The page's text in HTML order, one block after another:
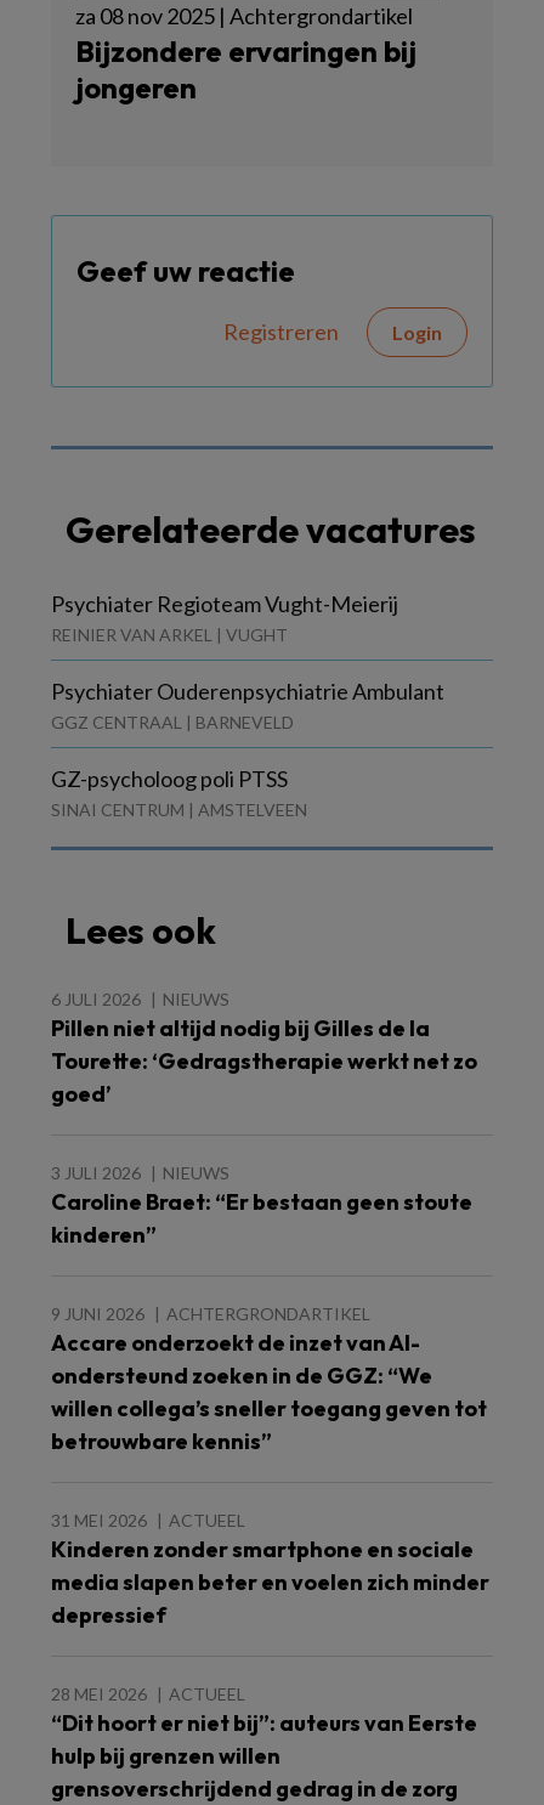
za 08 nov 2025 | Achtergrondartikel
Bijzondere ervaringen bij
jongeren
Geef uw reactie
Registreren Login
Gerelateerde vacatures
Psychiater Regioteam Vught-Meierij
REINIER VAN ARKEL | VUGHT
Psychiater Ouderenpsychiatrie Ambulant
GGZ CENTRAAL | BARNEVELD
GZ-psycholoog poli PTSS
SINAI CENTRUM | AMSTELVEEN
Lees ook
6 JULI 2026 NIEUWS
Pillen niet altijd nodig bij Gilles de la
Tourette: ‘Gedragstherapie werkt net zo
goed’
3 JULI 2026 NIEUWS
Caroline Braet: “Er bestaan geen stoute
kinderen”
9 JUNI 2026 ACHTERGRONDARTIKEL
Accare onderzoekt de inzet van AI-
ondersteund zoeken in de GGZ: “We
willen collega’s sneller toegang geven tot
betrouwbare kennis”
31 MEI 2026 ACTUEEL
Kinderen zonder smartphone en sociale
media slapen beter en voelen zich minder
depressief
28 MEI 2026 ACTUEEL
“Dit hoort er niet bij”: auteurs van Eerste
hulp bij grenzen willen
grensoverschrijdend gedrag in de zorg